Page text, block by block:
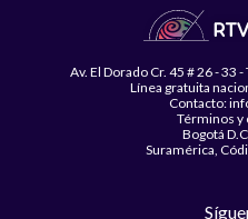
Av. El Dorado Cr. 45 # 26 -
Línea gratuita
Contacto:
Términos y
Bogotá
Suramérica,